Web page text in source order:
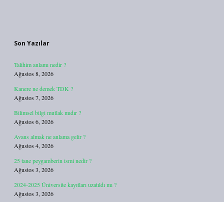
Son Yazılar
Talihim anlamı nedir ?
Ağustos 8, 2026
Kanere ne demek TDK ?
Ağustos 7, 2026
Bilimsel bilgi mutlak mıdır ?
Ağustos 6, 2026
Avans almak ne anlama gelir ?
Ağustos 4, 2026
25 tane peygamberin ismi nedir ?
Ağustos 3, 2026
2024-2025 Üniversite kayıtları uzatıldı mı ?
Ağustos 3, 2026